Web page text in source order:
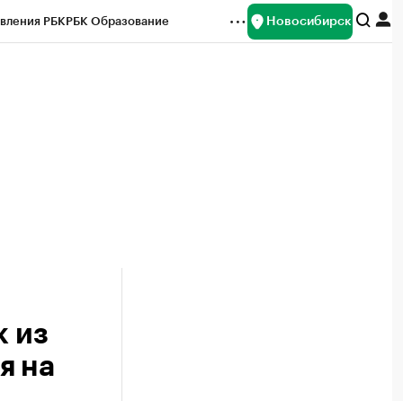
РБКРБК Образование Новосибирск
из
на